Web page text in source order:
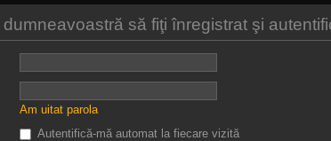
să fiţi înregistrat şi
Am uitat parola
Autentifică-mă automat la fiecare vizită